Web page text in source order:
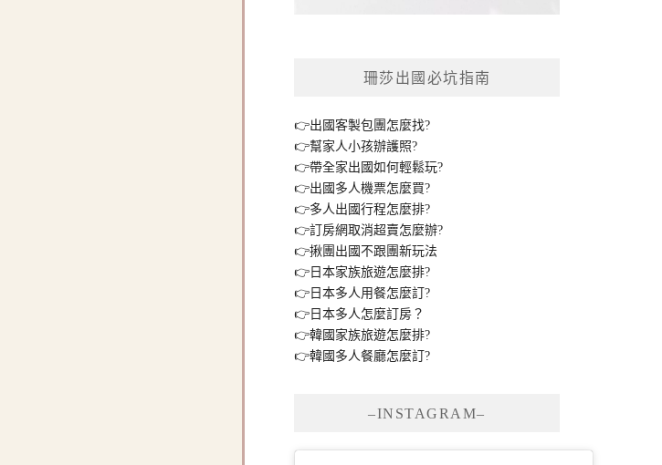
珊莎出國必坑指南
👉出國客製包團怎麼找?
👉幫家人小孩辦護照?
👉帶全家出國如何輕鬆玩?
👉出國多人機票怎麼買?
👉多人出國行程怎麼排?
👉訂房網取消超賣怎麼辦?
👉揪團出國不跟團新玩法
👉日本家族旅遊怎麼排?
👉日本多人用餐怎麼訂?
👉日本多人怎麼訂房？
👉韓國家族旅遊怎麼排?
👉韓國多人餐廳怎麼訂?
–INSTAGRAM–